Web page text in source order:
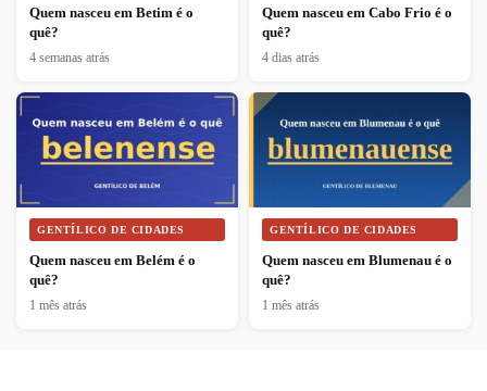
Quem nasceu em Betim é o
quê?
4 semanas atrás
Quem nasceu em Cabo Frio é o
quê?
4 dias atrás
GENTÍLICO DE CIDADES
Quem nasceu em Belém é o
quê?
1 mês atrás
GENTÍLICO DE CIDADES
Quem nasceu em Blumenau é o
quê?
1 mês atrás